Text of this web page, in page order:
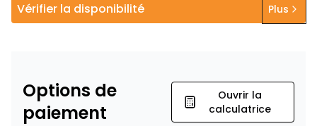
Vérifier la disponibilité Plus
Options de
paiement
Ouvrir la
calculatrice